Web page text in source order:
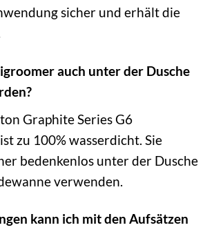
sicher und erhält die
auch unter der Dusche
Graphite Series G6
zu 100% wasserdicht. Sie
bedenkenlos unter der Dusche
verwenden.
kann ich mit den Aufsätzen